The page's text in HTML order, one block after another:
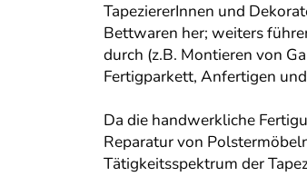
TapeziererInnen und
Bettwaren her; weiters
durch (z.B. Montieren von
Fertigparkett, Anfertigen
Da die handwerkliche
Reparatur von
Tätigkeitsspektrum der